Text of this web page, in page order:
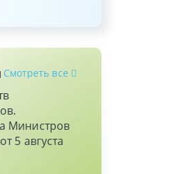
Смотреть все
Министров
5 августа